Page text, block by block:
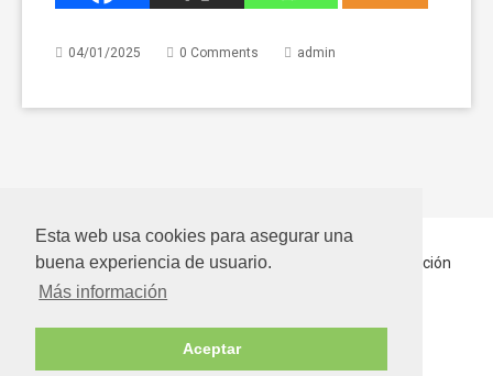
Esta web usa cookies para asegurar una
buena experiencia de usuario.
Más información
Aceptar
04/01/2025 0 Comments admin
Inicio Quiénes somos Hablando Por Ellos En Adopción
Contactar
Bienestar Animal SLN